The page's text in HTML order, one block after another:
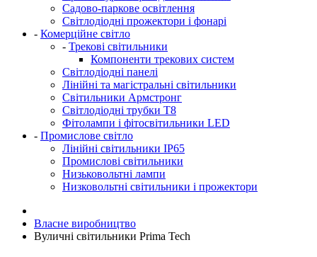
Садово-паркове освітлення
Світлодіодні прожектори і фонарі
- Комерційне світло
- Трекові світильники
Компоненти трекових систем
Світлодіодні панелі
Лінійні та магістральні світильники
Світильники Армстронг
Світлодіодні трубки Т8
Фітолампи і фітосвітильники LED
- Промислове світло
Лінійні світильники IP65
Промислові світильники
Низьковольтні лампи
Низковольтні світильники і прожектори
Власне виробництво
Вуличні світильники Prima Tech